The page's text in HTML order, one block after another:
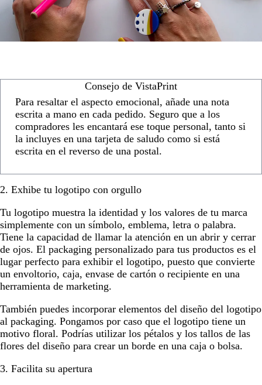
Consejo de VistaPrint
Para resaltar el aspecto emocional, añade una nota
escrita a mano en cada pedido. Seguro que a los
compradores les encantará ese toque personal, tanto si
la incluyes en una tarjeta de saludo como si está
escrita en el reverso de una postal.
2. Exhibe tu logotipo con orgullo
Tu logotipo muestra la identidad y los valores de tu marca
simplemente con un símbolo, emblema, letra o palabra.
Tiene la capacidad de llamar la atención en un abrir y cerrar
de ojos. El packaging personalizado para tus productos es el
lugar perfecto para exhibir el logotipo, puesto que convierte
un envoltorio, caja, envase de cartón o recipiente en una
herramienta de marketing.
También puedes incorporar elementos del diseño del logotipo
al packaging. Pongamos por caso que el logotipo tiene un
motivo floral. Podrías utilizar los pétalos y los tallos de las
flores del diseño para crear un borde en una caja o bolsa.
3. Facilita su apertura